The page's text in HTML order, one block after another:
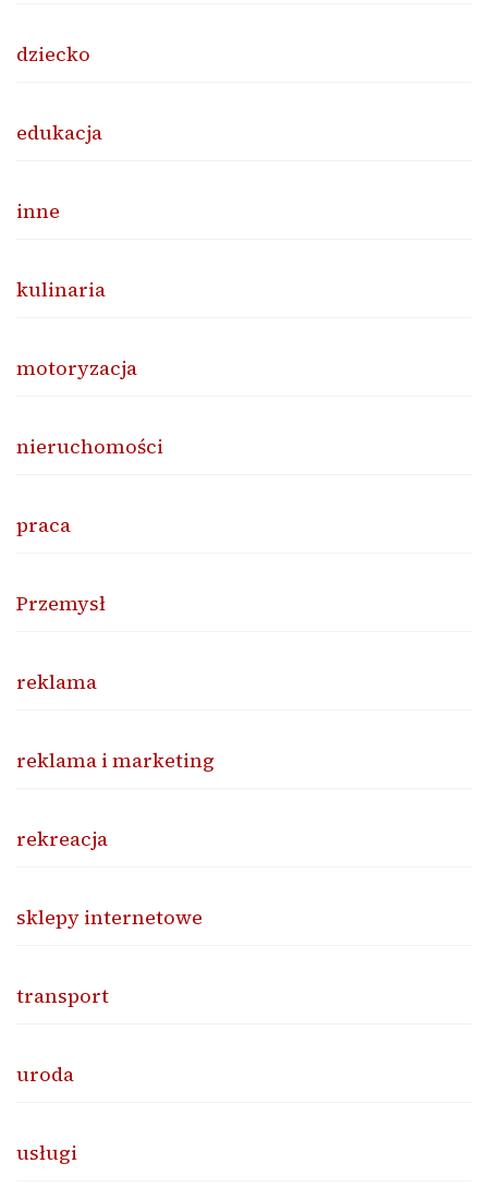
dziecko
edukacja
inne
kulinaria
motoryzacja
nieruchomości
praca
Przemysł
reklama
reklama i marketing
rekreacja
sklepy internetowe
transport
uroda
usługi